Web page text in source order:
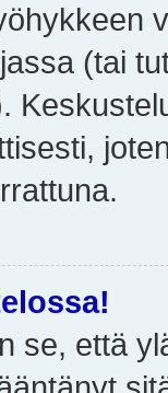
(tai
se, että